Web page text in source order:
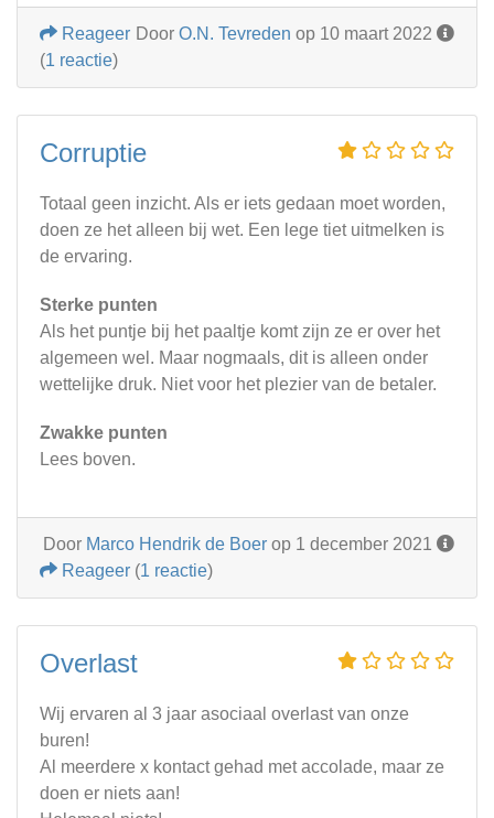
Door O.N. Tevreden op 10 maart 2022
Reageer
(1 reactie)
Corruptie
Totaal geen inzicht. Als er iets gedaan moet worden,
doen ze het alleen bij wet. Een lege tiet uitmelken is
de ervaring.
Sterke punten
Als het puntje bij het paaltje komt zijn ze er over het
algemeen wel. Maar nogmaals, dit is alleen onder
wettelijke druk. Niet voor het plezier van de betaler.
Zwakke punten
Lees boven.
Door Marco Hendrik de Boer op 1 december 2021
Reageer (1 reactie)
Overlast
Wij ervaren al 3 jaar asociaal overlast van onze
buren!
Al meerdere x kontact gehad met accolade, maar ze
doen er niets aan!